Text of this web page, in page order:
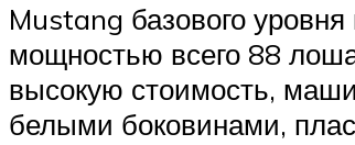
Mustang базового
мощностью всего 88
высокую стоимость,
белыми боковинами,